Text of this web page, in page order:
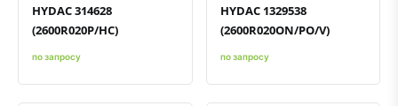
HYDAC 314628
(2600R020P/HC)
по запросу
HYDAC 1329538
(2600R020ON/PO/V)
по запросу